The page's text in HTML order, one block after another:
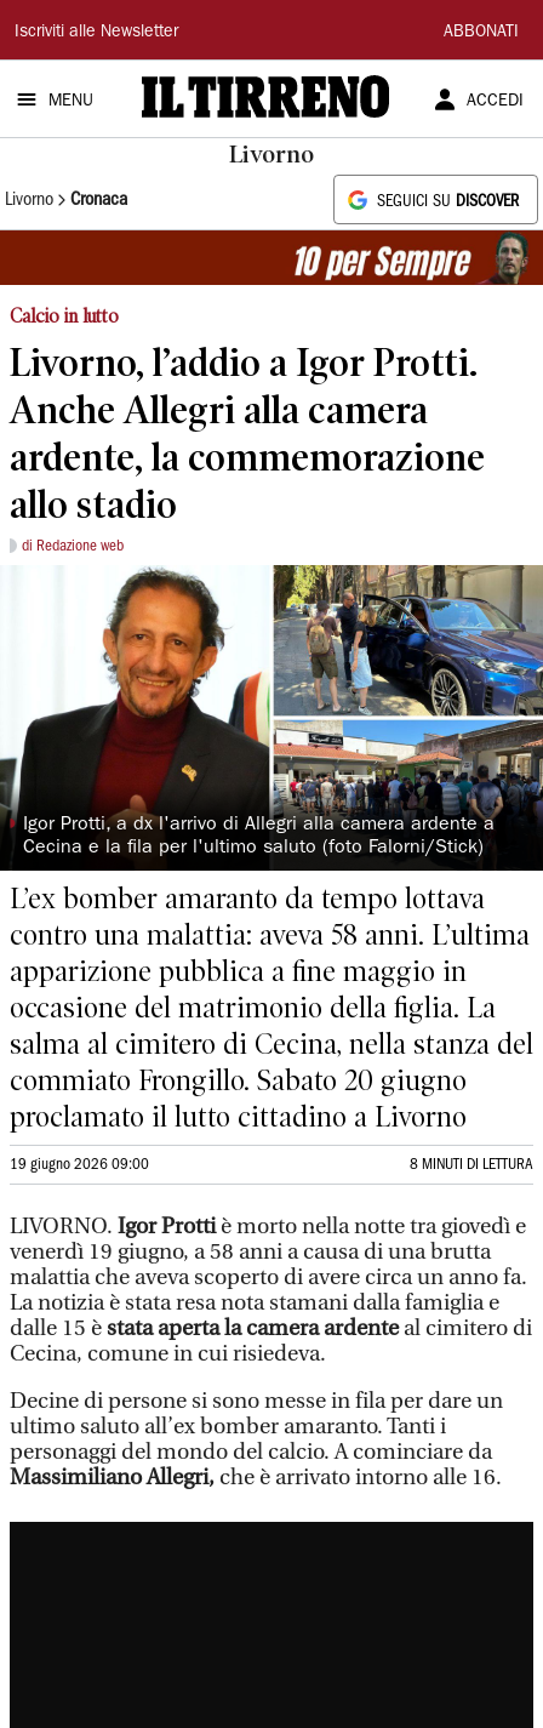
Il
Tirreno
Iscriviti alle Newsletter ABBONATI
MENU ACCEDI
Livorno
Livorno Cronaca SEGUICI SU DISCOVER
Calcio in lutto
Livorno, l’addio a Igor Protti.
Anche Allegri alla camera
ardente, la commemorazione
allo stadio
di Redazione web
◗ Igor Protti, a dx l'arrivo di Allegri alla camera ardente a
Cecina e la fila per l'ultimo saluto (foto Falorni/Stick)
L’ex bomber amaranto da tempo lottava
contro una malattia: aveva 58 anni. L’ultima
apparizione pubblica a fine maggio in
occasione del matrimonio della figlia. La
salma al cimitero di Cecina, nella stanza del
commiato Frongillo. Sabato 20 giugno
proclamato il lutto cittadino a Livorno
19 giugno 2026 09:00 8 MINUTI DI LETTURA
LIVORNO. Igor Prottiè morto nella notte tra giovedì e
venerdì 19 giugno, a 58 anni a causa di una brutta
malattia che aveva scoperto di avere circa un anno fa.
La notizia è stata resa nota stamani dalla famiglia e
dalle 15 èstata aperta la camera ardenteal cimitero di
Cecina, comune in cui risiedeva.
Decine di persone si sono messe in fila per dare un
ultimo saluto all’ex bomber amaranto. Tanti i
personaggi del mondo del calcio. A cominciare da
Massimiliano Allegri, che è arrivato intorno alle 16.